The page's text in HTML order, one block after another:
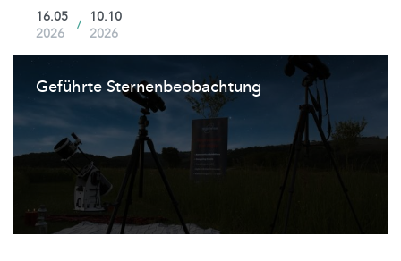
16.05
2026
/
10.10
2026
Geführte Sternenbeobachtung